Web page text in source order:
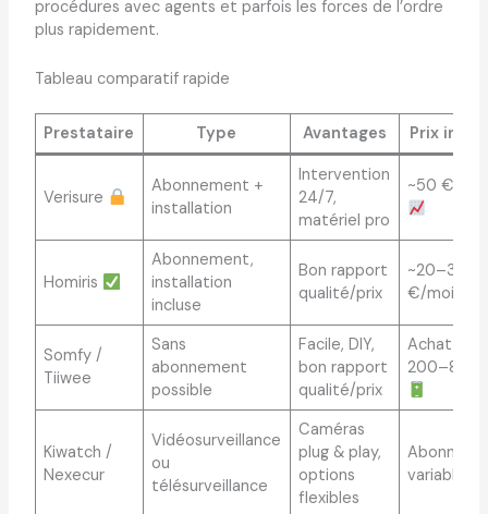
procédures avec agents et parfois les forces de l’ordre
plus rapidement.
Tableau comparatif rapide
Prestataire Type Avantages Prix
Verisure
Abonnement +
installation
Intervention
24/7,
matériel pro
~50 €/
Homiris
Abonnement,
installation
incluse
Bon rapport
qualité/prix
~20–35
€/mois
Somfy /
Tiiwee
Sans
abonnement
possible
Facile, DIY,
bon rapport
qualité/prix
Achat
200–800
Kiwatch /
Nexecur
Vidéosurveillance
ou
télésurveillance
Caméras
plug & play,
options
flexibles
variables